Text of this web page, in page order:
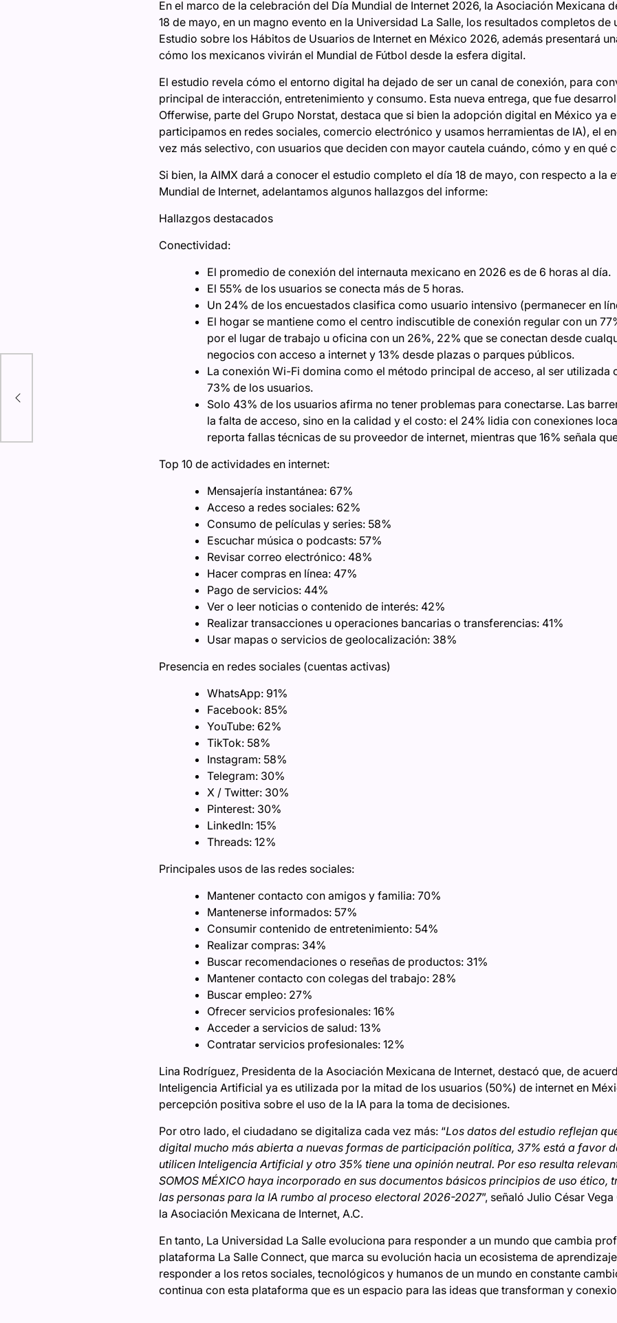
En el marco de la celebración del Día Mundial de Internet 2026, la Asociación Mexicana
18 de mayo, en un magno evento en la Universidad La Salle, los resultados completos de
Estudio sobre los Hábitos de Usuarios de Internet en México 2026, además presentará
cómo los mexicanos vivirán el Mundial de Fútbol desde la esfera digital.
El estudio revela cómo el entorno digital ha dejado de ser un canal de conexión, para
principal de interacción, entretenimiento y consumo. Esta nueva entrega, que fue
Offerwise, parte del Grupo Norstat, destaca que si bien la adopción digital en México ya
participamos en redes sociales, comercio electrónico y usamos herramientas de IA), el
vez más selectivo, con usuarios que deciden con mayor cautela cuándo, cómo y en qué
Si bien, la AIMX dará a conocer el estudio completo el día 18 de mayo, con respecto a la
Mundial de Internet, adelantamos algunos hallazgos del informe:
Hallazgos destacados
Conectividad:
El promedio de conexión del internauta mexicano en 2026 es de 6 horas al día.
El 55% de los usuarios se conecta más de 5 horas.
Un 24% de los encuestados clasifica como usuario intensivo (permanecer en
El hogar se mantiene como el centro indiscutible de conexión regular con un
por el lugar de trabajo u oficina con un 26%, 22% que se conectan desde
negocios con acceso a internet y 13% desde plazas o parques públicos.
La conexión Wi-Fi domina como el método principal de acceso, al ser
73% de los usuarios.
Solo 43% de los usuarios afirma no tener problemas para conectarse. Las
la falta de acceso, sino en la calidad y el costo: el 24% lidia con conexiones
reporta fallas técnicas de su proveedor de internet, mientras que 16% señala
Top 10 de actividades en internet:
Mensajería instantánea: 67%
Acceso a redes sociales: 62%
Consumo de películas y series: 58%
Escuchar música o podcasts: 57%
Revisar correo electrónico: 48%
Hacer compras en línea: 47%
Pago de servicios: 44%
Ver o leer noticias o contenido de interés: 42%
Realizar transacciones u operaciones bancarias o transferencias: 41%
Usar mapas o servicios de geolocalización: 38%
Presencia en redes sociales (cuentas activas)
WhatsApp: 91%
Facebook: 85%
YouTube: 62%
TikTok: 58%
Instagram: 58%
Telegram: 30%
X / Twitter: 30%
Pinterest: 30%
LinkedIn: 15%
Threads: 12%
Principales usos de las redes sociales:
Mantener contacto con amigos y familia: 70%
Mantenerse informados: 57%
Consumir contenido de entretenimiento: 54%
Realizar compras: 34%
Buscar recomendaciones o reseñas de productos: 31%
Mantener contacto con colegas del trabajo: 28%
Buscar empleo: 27%
Ofrecer servicios profesionales: 16%
Acceder a servicios de salud: 13%
Contratar servicios profesionales: 12%
Lina Rodríguez, Presidenta de la Asociación Mexicana de Internet, destacó que, de
Inteligencia Artificial ya es utilizada por la mitad de los usuarios (50%) de internet en
percepción positiva sobre el uso de la IA para la toma de decisiones.
Por otro lado, el ciudadano se digitaliza cada vez más: “Los datos del estudio reflejan
digital mucho más abierta a nuevas formas de participación política, 37% está a favor
utilicen Inteligencia Artificial y otro 35% tiene una opinión neutral. Por eso resulta
SOMOS MÉXICO haya incorporado en sus documentos básicos principios de uso ético,
las personas para la IA rumbo al proceso electoral 2026-2027”, señaló Julio César
la Asociación Mexicana de Internet, A.C.
En tanto, La Universidad La Salle evoluciona para responder a un mundo que cambia
plataforma La Salle Connect, que marca su evolución hacia un ecosistema de
responder a los retos sociales, tecnológicos y humanos de un mundo en constante
continua con esta plataforma que es un espacio para las ideas que transforman y